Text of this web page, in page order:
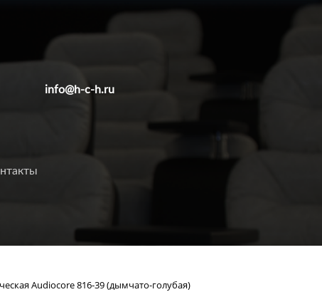
Audiocore 816-39 (дымчато-голубая)
info@h-c-h.ru